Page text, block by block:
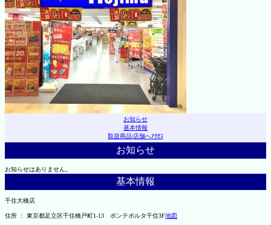
お知らせ
基本情報
取扱商品|店舗へｱｸｾｽ
お知らせ
お知らせはありません。
基本情報
千住大橋店
住所 ： 東京都足立区千住橋戸町1-13 ポンテポルタ千住3F地図